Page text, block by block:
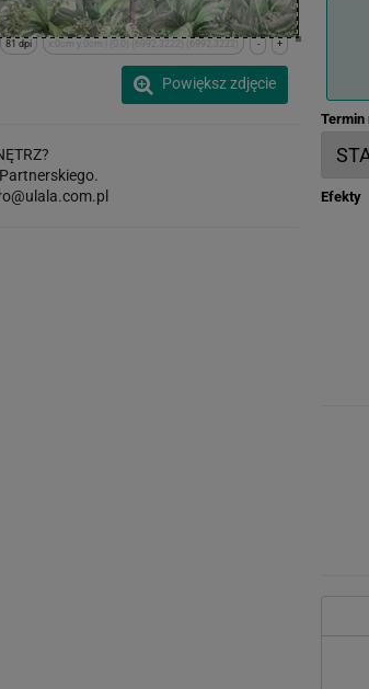
+
-
x:0cm y:0cm | (0,0) (6992,3222) (6992,3222)
81 dpi
Powiększ zdjęcie
Termin
Efekty